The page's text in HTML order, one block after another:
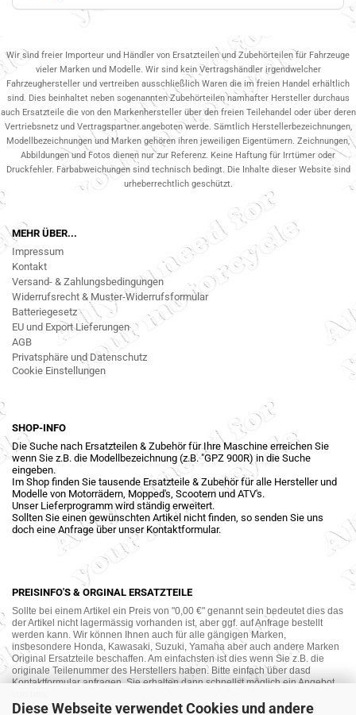
Diese Webseite verwendet Cookies und andere
Wir sind freier Importeur und Händler von Ersatzteilen und Zubehörteilen für Fahrzeuge
vieler Marken und Modelle. Wir sind kein Vertragshändler irgendwelcher
Fahrzeughersteller und vertreiben ausschließlich Waren die im freien Handel erhältlich
sind. Dies beinhaltet neben sogenannten Zubehörteilen namhafter Hersteller durchaus
auch Ersatzteile die von den Markenhersteller über den freien Teilehandel oder über deren
Vertriebsnetz und Vertragspartner.angeboten werde. Sämtlich Herstellerbezeichnungen,
Modellbezeichnungen und Marken gehören ihren jeweiligen Eigentümern. Zeichnungen,
Abbildungen und Fotos dienen nur zur Referenz. Keine Haftung für Irrtümer oder
Druckfehler. Farbabweichungen sind technisch bedingt. Die Inhalte dieser Website sind
urheberrechtlich geschützt.
MEHR ÜBER...
Impressum
Kontakt
Versand- & Zahlungsbedingungen
Widerrufsrecht & Muster-Widerrufsformular
Batteriegesetz
EU und Export Lieferungen
AGB
Privatsphäre und Datenschutz
Cookie Einstellungen
SHOP-INFO
Die Suche nach Ersatzteilen & Zubehör für Ihre Maschine erreichen Sie
wenn Sie z.B. die Modellbezeichnung (z.B. "GPZ 900R) in die Suche
eingeben.
Im Shop finden Sie tausende Ersatzteile & Zubehör für alle Hersteller und
Modelle von Motorrädern, Mopped's, Scootern und ATV's.
Unser Lieferprogramm wird ständig erweitert.
Sollten Sie einen gewünschten Artikel nicht finden, so senden Sie uns
doch eine Anfrage über unser Kontaktformular.
PREISINFO'S & ORGINAL ERSATZTEILE
Sollte bei einem Artikel ein Preis von "0,00 €" genannt sein bedeutet dies das
der Artikel nicht lagermässig vorhanden ist, aber ggf. auf Anfrage bestellt
werden kann. Wir können Ihnen auch für alle gängigen Marken,
insbesondere Honda, Kawasaki, Suzuki, Yamaha aber auch andere Marken
Original Ersatzteile beschaffen. Am einfachsten ist dies wenn Sie z.B. die
originale Teilenummer des Herstellers haben. Bitte einfach über dasd
Kontaktformular anfragen. Sie erhalten dann schnellst möglich ein Angebot